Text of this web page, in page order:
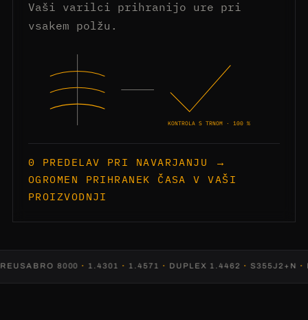
Vaši varilci prihranijo ure pri
vsakem polžu.
KONTROLA S TRNOM · 100 %
0 PREDELAV PRI NAVARJANJU →
OGROMEN PRIHRANEK ČASA V VAŠI
PROIZVODNJI
8000·1.4301·1.4571·DUPLEX 1.4462·S355J2+N·